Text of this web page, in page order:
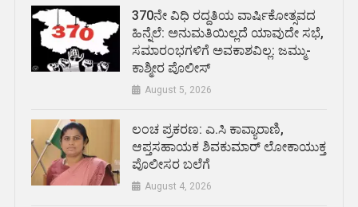
370ನೇ ವಿಧಿ ರದ್ದತಿಯ ವಾರ್ಷಿಕೋತ್ಸವದ
ಹಿನ್ನೆಲೆ: ಅನುಮತಿಯಿಲ್ಲದೆ ಯಾವುದೇ ಸಭೆ,
ಸಮಾರಂಭಗಳಿಗೆ ಅವಕಾಶವಿಲ್ಲ: ಜಮ್ಮು-
ಕಾಶ್ಮೀರ ಪೊಲೀಸ್
August 5, 2026
ಲಂಚ ಪ್ರಕರಣ: ಎ.ಸಿ ಕಾವ್ಯಾರಾಣಿ,
ಆಪ್ತಸಹಾಯಕ ಶಿವಕುಮಾರ್‌ ಲೋಕಾಯುಕ್ತ
ಪೊಲೀಸರ ಬಲೆಗೆ
August 4, 2026